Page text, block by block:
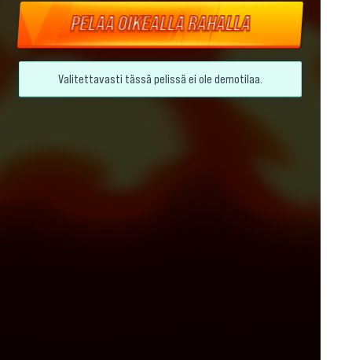
PELAA OIKEALLA RAHALLA
Valitettavasti tässä pelissä ei ole demotilaa.